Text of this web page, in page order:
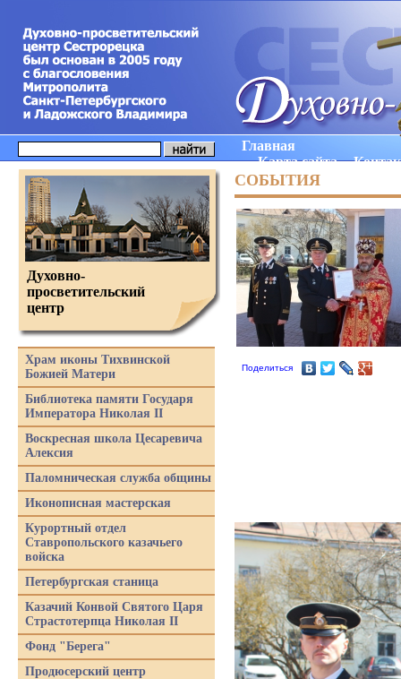
Главная
Карта сайта
СОБЫТИЯ
Поделиться
Духовно-
просветительский
центр
Храм иконы Тихвинской
Божией Матери
Библиотека памяти Государя
Императора Николая II
Воскресная школа Цесаревича
Алексия
Паломническая служба общины
Иконописная мастерская
Курортный отдел
Ставропольского казачьего
войска
Петербургская станица
Казачий Конвой Святого Царя
Страстотерпца Николая II
Фонд "Берега"
Продюсерский центр